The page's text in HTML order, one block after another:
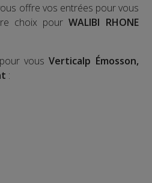
offre vos entrées pour vous
choix pourWALIBI RHONE
vousVerticalp Émosson,
: